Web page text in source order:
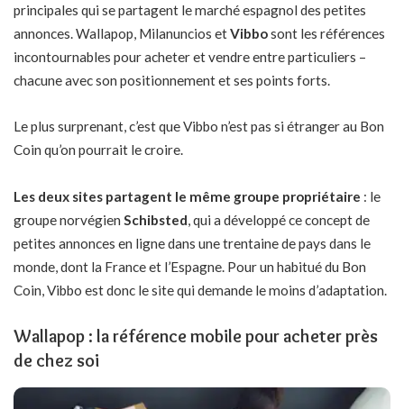
principales qui se partagent le marché espagnol des petites
annonces. Wallapop, Milanuncios etVibbosont les références
incontournables pour acheter et vendre entre particuliers –
chacune avec son positionnement et ses points forts.
Le plus surprenant, c’est que Vibbo n’est pas si étranger au Bon
Coin qu’on pourrait le croire.
Les deux sites partagent le même groupe propriétaire : le
groupe norvégien Schibsted, qui a développé ce concept de
petites annonces en lignedans une trentaine de pays dans le
monde, dont la France et l’Espagne. Pour un habitué du Bon
Coin, Vibbo est donc le site qui demande le moins d’adaptation.
Wallapop : la référence mobile pour acheter près
de chez soi